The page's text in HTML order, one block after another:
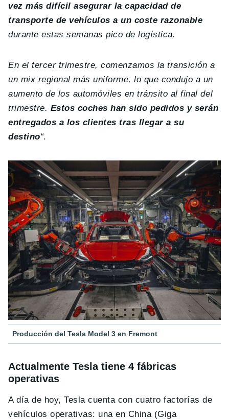
vez más difícil asegurar la capacidad de
transporte de vehículos a un coste razonable
durante estas semanas pico de logística.
En el tercer trimestre, comenzamos la transición a
un mix regional más uniforme, lo que condujo a un
aumento de los automóviles en tránsito al final del
trimestre. Estos coches han sido pedidos y serán
entregados a los clientes tras llegar a su
destino“.
Producción del Tesla Model 3 en Fremont
Actualmente Tesla tiene 4 fábricas
operativas
A día de hoy, Tesla cuenta con cuatro factorías de
vehículos operativas: una en China (Giga